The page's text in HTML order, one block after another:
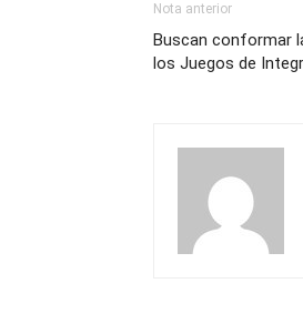
Nota anterior
Buscan conformar
los Juegos de